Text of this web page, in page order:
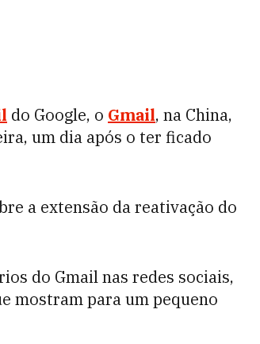
do Google, o Gmail, na China,
um dia após o ter ficado
a extensão da reativação do
do Gmail nas redes sociais,
mostram para um pequeno